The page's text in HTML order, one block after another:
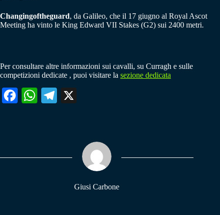
Changingoftheguard, da Galileo, che il 17 giugno al Royal Ascot
Meeting ha vinto le King Edward VII Stakes (G2) sui 2400 metri.
Per consultare altre informazioni sui cavalli, su Curragh e sulle
competizioni dedicate , puoi visitare la sezione dedicata
Fa W
pp
Te
m
Giusi Carbone